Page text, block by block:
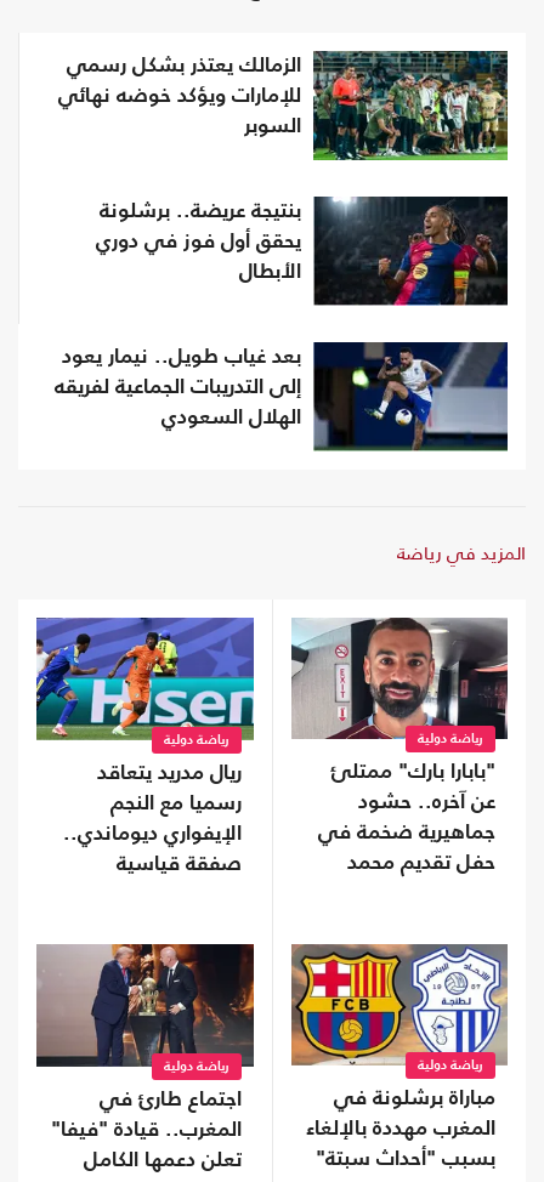
الزمالك يعتذر بشكل رسمي
للإمارات ويؤكد خوضه نهائي
السوبر
بنتيجة عريضة.. برشلونة
يحقق أول فوز في دوري
الأبطال
بعد غياب طويل.. نيمار يعود
إلى التدريبات الجماعية لفريقه
الهلال السعودي
المزيد في رياضة
رياضة دولية
"بابارا بارك" ممتلئ
عن آخره.. حشود
جماهيرية ضخمة في
حفل تقديم محمد
رياضة دولية
ريال مدريد يتعاقد
رسميا مع النجم
الإيفواري ديوماندي..
صفقة قياسية
رياضة دولية
مباراة برشلونة في
المغرب مهددة بالإلغاء
بسبب "أحداث سبتة"
رياضة دولية
اجتماع طارئ في
المغرب.. قيادة "فيفا"
تعلن دعمها الكامل